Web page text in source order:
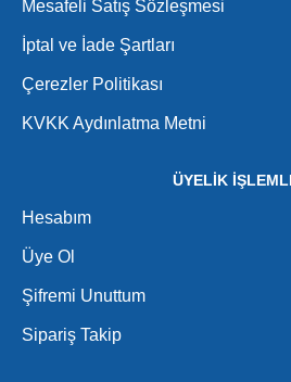
Mesafeli Satış Sözleşmesi
İptal ve İade Şartları
Çerezler Politikası
KVKK Aydınlatma Metni
ÜYELİK
Hesabım
Üye Ol
Şifremi Unuttum
Sipariş Takip